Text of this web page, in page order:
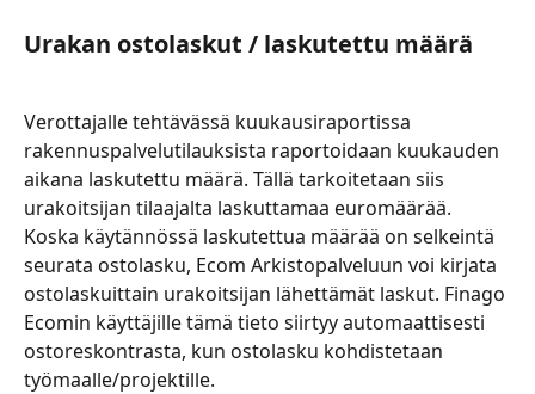
Urakan ostolaskut / laskutettu määrä
Verottajalle tehtävässä kuukausiraportissa
rakennuspalvelutilauksista raportoidaan kuukauden
aikana laskutettu määrä. Tällä tarkoitetaan siis
urakoitsijan tilaajalta laskuttamaa euromäärää.
Koska käytännössä laskutettua määrää on selkeintä
seurata ostolasku, Ecom Arkistopalveluun voi kirjata
ostolaskuittain urakoitsijan lähettämät laskut. Finago
Ecomin käyttäjille tämä tieto siirtyy automaattisesti
ostoreskontrasta, kun ostolasku kohdistetaan
työmaalle/projektille.